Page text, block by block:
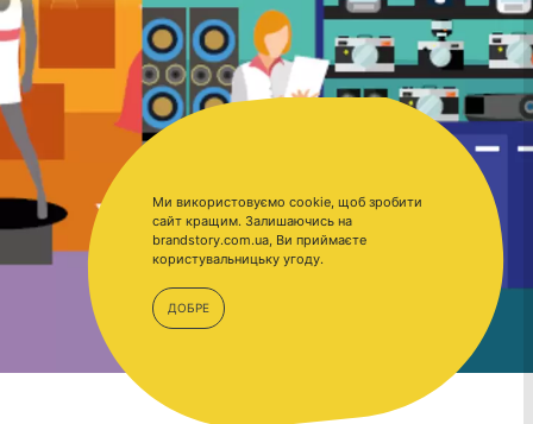
Ми використовуємо cookie, щоб зробити
сайт кращим. Залишаючись на
brandstory.com.ua, Ви приймаєте
користувальницьку угоду.
ДОБРЕ